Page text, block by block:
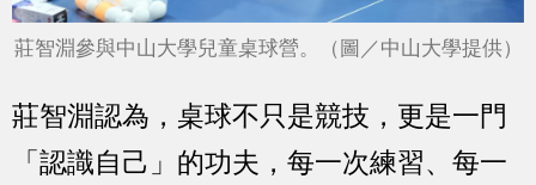
莊智淵參與中山大學兒童桌球營。（圖／中山大學提供）
莊智淵認為，桌球不只是競技，更是一門
「認識自己」的功夫，每一次練習、每一